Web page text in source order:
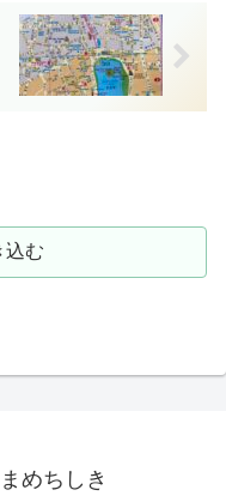
込む
めちしき